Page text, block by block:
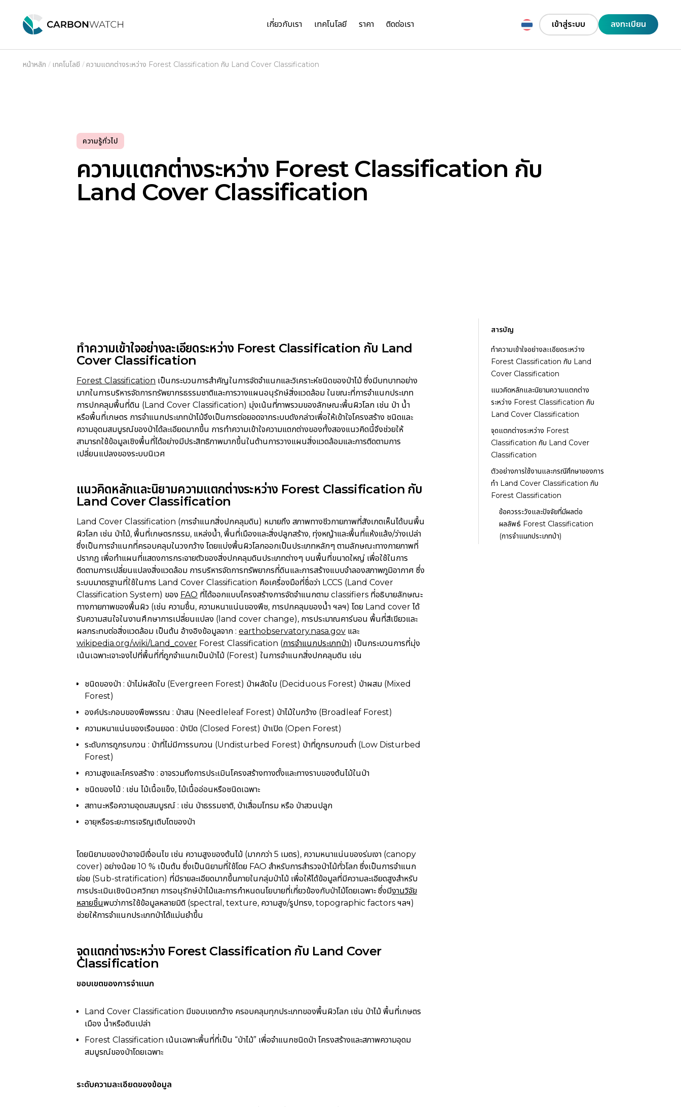
เกี่ยวกับเรา เทคโนโลยี ราคา ติดต่อเรา เข้าสู่ระบบ
เข้าสู่ระบบ ลงทะเบียน
ลงทะเบียน
หน้าหลัก เทคโนโลยี ความแตกต่างระหว่าง Forest Classification กับ Land Cover Classification
ความรู้ทั่วไป
ความแตกต่างระหว่าง Forest Classification กับ
Land Cover Classification
ทำความเข้าใจอย่างละเอียดระหว่าง Forest Classification กับ Land
Cover Classification
Forest Classification เป็นกระบวนการสำคัญในการจัดจำแนกและวิเคราะห์ชนิดของป่าไม้ ซึ่งมีบทบาทอย่าง
มากในการบริหารจัดการทรัพยากรธรรมชาติและการวางแผนอนุรักษ์สิ่งแวดล้อม ในขณะที่การจำแนกประเภท
การปกคลุมพื้นที่ดิน (Land Cover Classification) มุ่งเน้นที่ภาพรวมของลักษณะพื้นผิวโลก เช่น ป่า น้ำ
หรือพื้นที่เกษตร การจำแนกประเภทป่าไม้จึงเป็นการต่อยอดจากระบบดังกล่าวเพื่อให้เข้าใจโครงสร้าง ชนิดและ
ความอุดมสมบูรณ์ของป่าได้ละเอียดมากขึ้น การทำความเข้าใจความแตกต่างของทั้งสองแนวคิดนี้จึงช่วยให้
สามารถใช้ข้อมูลเชิงพื้นที่ได้อย่างมีประสิทธิภาพมากขึ้นในด้านการวางแผนสิ่งแวดล้อมและการติดตามการ
เปลี่ยนแปลงของระบบนิเวศ
แนวคิดหลักและนิยามความแตกต่างระหว่าง Forest Classification กับ
Land Cover Classification
Land Cover Classification (การจำแนกสิ่งปกคลุมดิน) หมายถึง สภาพทางชีวกายภาพที่สังเกตเห็นได้บนพื้น
ผิวโลก เช่น ป่าไม้, พื้นที่เกษตรกรรม, แหล่งน้ำ, พื้นที่เมืองและสิ่งปลูกสร้าง, ทุ่งหญ้าและพื้นที่แห้งแล้ง/ว่างเปล่า
ซึ่งเป็นการจำแนกที่ครอบคลุมในวงกว้าง โดยแบ่งพื้นผิวโลกออกเป็นประเภทหลักๆ ตามลักษณะทางกายภาพที่
ปรากฏ เพื่อทำแผนที่แสดงการกระจายตัวของสิ่งปกคลุมดินประเภทต่างๆ บนพื้นที่ขนาดใหญ่ เพื่อใช้ในการ
ติดตามการเปลี่ยนแปลงสิ่งแวดล้อม การบริหารจัดการทรัพยากรที่ดินและการสร้างแบบจำลองสภาพภูมิอากาศ ซึ่ง
ระบบมาตรฐานที่ใช้ในการ Land Cover Classification คือเครื่องมือที่ชื่อว่า LCCS (Land Cover
Classification System) ของ FAO ที่ได้ออกแบบโครงสร้างการจัดจำแนกตาม classifiers ที่อธิบายลักษณะ
ทางกายภาพของพื้นผิว (เช่น ความชื้น, ความหนาแน่นของพืช, การปกคลุมของน้ำ ฯลฯ) โดย Land cover ได้
รับความสนใจในงานศึกษาการเปลี่ยนแปลง (land cover change), การประมาณคาร์บอน พื้นที่สีเขียวและ
ผลกระทบต่อสิ่งแวดล้อม เป็นต้น อ้างอิงข้อมูลจาก :earthobservatory.nasa.gov และ
wikipedia.org/wiki/Land_cover Forest Classification (การจำแนกประเภทป่า) เป็นกระบวนการที่มุ่ง
เน้นเฉพาะเจาะจงไปที่พื้นที่ที่ถูกจำแนกเป็นป่าไม้ (Forest) ในการจำแนกสิ่งปกคลุมดิน เช่น
ชนิดของป่า : ป่าไม่ผลัดใบ (Evergreen Forest) ป่าผลัดใบ (Deciduous Forest) ป่าผสม (Mixed
Forest)
องค์ประกอบของพืชพรรณ : ป่าสน (Needleleaf Forest) ป่าไม้ใบกว้าง (Broadleaf Forest)
ความหนาแน่นของเรือนยอด : ป่าปิด (Closed Forest) ป่าเปิด (Open Forest)
ระดับการถูกรบกวน : ป่าที่ไม่มีการรบกวน (Undisturbed Forest) ป่าที่ถูกรบกวนต่ำ (Low Disturbed
Forest)
ความสูงและโครงสร้าง : อาจรวมถึงการประเมินโครงสร้างทางตั้งและทางราบของต้นไม้ในป่า
ชนิดของไม้ : เช่น ไม้เนื้อแข็ง, ไม้เนื้ออ่อนหรือชนิดเฉพาะ
สถานะหรือความอุดมสมบูรณ์ : เช่น ป่าธรรมชาติ, ป่าเสื่อมโทรม หรือ ป่าสวนปลูก
อายุหรือระยะการเจริญเติบโตของป่า
โดยนิยามของป่าอาจมีเงื่อนไข เช่น ความสูงของต้นไม้ (มากกว่า 5 เมตร), ความหนาแน่นของร่มเงา (canopy
cover) อย่างน้อย 10 % เป็นต้น ซึ่งเป็นนิยามที่ใช้โดย FAO สำหรับการสำรวจป่าไม้ทั่วโลก ซึ่งเป็นการจำแนก
ย่อย (Sub-stratification) ที่มีรายละเอียดมากขึ้นภายในกลุ่มป่าไม้ เพื่อให้ได้ข้อมูลที่มีความละเอียดสูงสำหรับ
การประเมินเชิงนิเวศวิทยา การอนุรักษ์ป่าไม้และการกำหนดนโยบายที่เกี่ยวข้องกับป่าไม้โดยเฉพาะ ซึ่งมีงานวิจัย
หลายชิ้นพบว่าการใช้ข้อมูลหลายมิติ (spectral, texture, ความสูง/รูปทรง, topographic factors ฯลฯ)
ช่วยให้การจำแนกประเภทป่าได้แม่นยำขึ้น
จุดแตกต่างระหว่าง Forest Classification กับ Land Cover
Classification
ขอบเขตของการจำแนก
Land Cover Classification มีขอบเขตกว้าง ครอบคลุมทุกประเภทของพื้นผิวโลก เช่น ป่าไม้ พื้นที่เกษตร
เมือง น้ำหรือดินเปล่า
Forest Classification เน้นเฉพาะพื้นที่ที่เป็น “ป่าไม้” เพื่อจำแนกชนิดป่า โครงสร้างและสภาพความอุดม
สมบูรณ์ของป่าโดยเฉพาะ
ระดับความละเอียดของข้อมูล
สารบัญ
ทำความเข้าใจอย่างละเอียดระหว่าง
Forest Classification กับ Land
Cover Classification
แนวคิดหลักและนิยามความแตกต่าง
ระหว่าง Forest Classification กับ
Land Cover Classification
จุดแตกต่างระหว่าง Forest
Classification กับ Land Cover
Classification
ตัวอย่างการใช้งานและกรณีศึกษาของการ
ทำ Land Cover Classification กับ
Forest Classification
ข้อควรระวังและปัจจัยที่มีผลต่อ
ผลลัพธ์ Forest Classification
(การจำแนกประเภทป่า)